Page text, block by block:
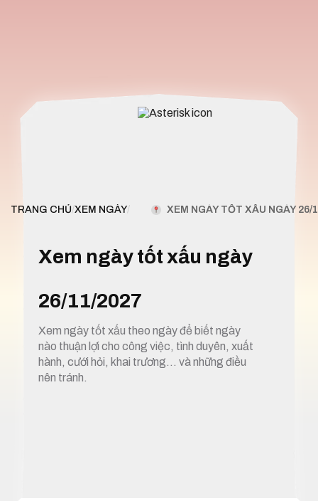
TRANG CHỦ/XEM NGÀY/ XEM NGÀY TỐT XẤU NGÀY 26/
Xem ngày tốt xấu ngày
26/11/2027
Xem ngày tốt xấu theo ngày để biết ngày
nào thuận lợi cho công việc, tình duyên, xuất
hành, cưới hỏi, khai trương… và những điều
nên tránh.